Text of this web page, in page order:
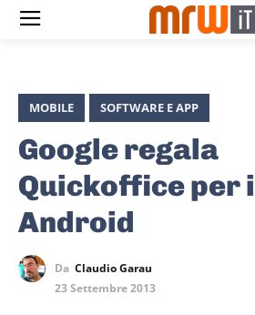
MOBILE SOFTWARE E APP
Google regala
Quickoffice per
Android
Da Claudio Garau
23 Settembre 2013